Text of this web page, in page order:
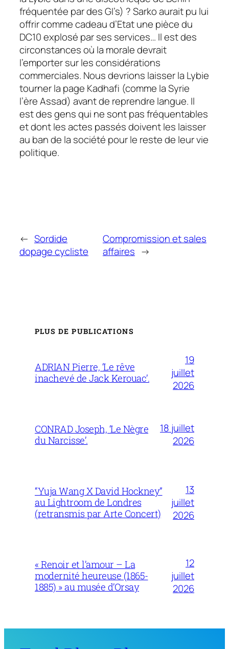
fréquentée par des GI’s) ? Sarko aurait pu lui
offrir comme cadeau d’Etat une pièce du
DC10 explosé par ses services… Il est des
circonstances où la morale devrait
l’emporter sur les considérations
commerciales. Nous devrions laisser la Lybie
tourner la page Kadhafi (comme la Syrie
l’ère Assad) avant de reprendre langue. Il
est des gens qui ne sont pas fréquentables
et dont les actes passés doivent les laisser
au ban de la société pour le reste de leur vie
politique.
← Sordide
dopage cycliste
Compromission et sales
affaires →
PLUS DE PUBLICATIONS
ADRIAN Pierre, ‘Le rêve
inachevé de Jack Kerouac’.
19
juillet
2026
CONRAD Joseph, ‘Le Nègre
du Narcisse’.
18 juillet
2026
“Yuja Wang X David Hockney”
au Lightroom de Londres
(retransmis par Arte Concert)
13
juillet
2026
« Renoir et l’amour – La
modernité heureuse (1865-
1885) » au musée d’Orsay
12
juillet
2026